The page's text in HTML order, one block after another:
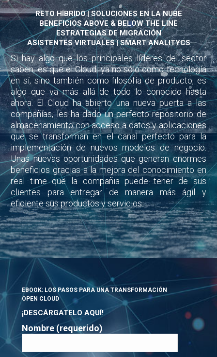
RETO HÍBRIDO | SOLUCIONES EN LA NUBE
BENEFICIOS ABOVE & BELOW THE LINE
ESTRATEGIAS DE MIGRACIÓN
ASISTENTES VIRTUALES | SMART ANALITYCS
Si hay algo que los principales líderes del sector
saben, es que el Cloud, ya no sólo como tecnología
en sí, sino también como filosofía de producto, es
algo que va más allá de todo lo conocido hasta
ahora. El Cloud ha abierto una nueva puerta a las
compañías, les ha dado un perfecto repositorio de
almacenamiento con acceso a datos y aplicaciones
que se transforman en el canal perfecto para la
implementación de nuevos modelos de negocio.
Unas nuevas oportunidades que generan enormes
beneficios gracias a la mejora del conocimiento en
real time que la compañia puede tener de sus
clientes para entregar de manera más ágil y
eficiente sus productos y servicios.
EBOOK: LOS PASOS PARA UNA TRANSFORMACIÓN
OPEN CLOUD
¡DESCÁRGATELO AQUÍ!
Nombre (requerido)